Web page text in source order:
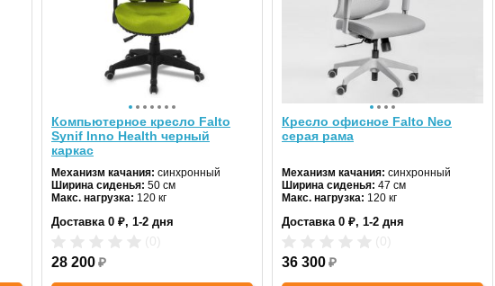
Компьютерное кресло Falto
Synif Inno Health черный
каркас
Механизм качания: синхронный
Ширина сиденья: 50 см
Макс. нагрузка: 120 кг
Материал спинки:ткань
Доставка 0 ₽, 1-2 дня
28 200₽
Кресло офисное Falto Neo
серая рама
Механизм качания: синхронный
Ширина сиденья: 47 см
Макс. нагрузка: 120 кг
Материал спинки:сетка
Доставка 0 ₽, 1-2 дня
36 300₽